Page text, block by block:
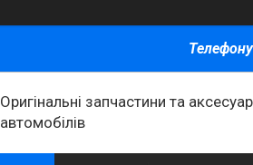
Оригінальні запчастини та
автомобілів